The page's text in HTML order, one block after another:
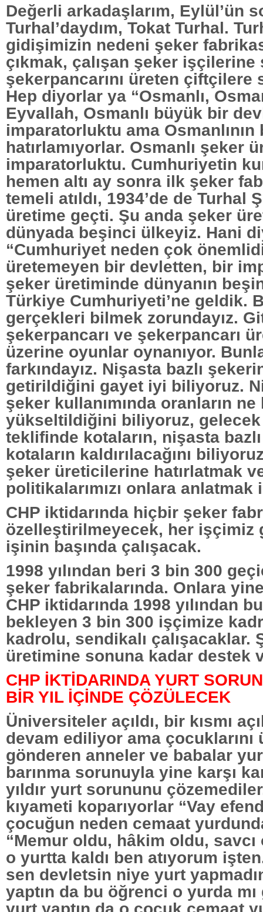
Değerli arkadaşlarım, Eylül’ün
Turhal’daydım, Tokat Turhal.
gidişimizin nedeni şeker
çıkmak, çalışan şeker işçilerine
şekerpancarını üreten çiftçilere
Hep diyorlar ya “Osmanlı,
Eyvallah, Osmanlı büyük bir
imparatorluktu ama Osmanlının
hatırlamıyorlar. Osmanlı şeker
imparatorluktu. Cumhuriyetin
hemen altı ay sonra ilk şeker
temeli atıldı, 1934’de de Turhal
üretime geçti. Şu anda şeker
dünyada beşinci ülkeyiz. Hani
“Cumhuriyet neden çok
üretemeyen bir devletten, bir
şeker üretiminde dünyanın
Türkiye Cumhuriyeti’ne geldik.
gerçekleri bilmek zorundayız.
şekerpancarı ve şekerpancarı
üzerine oyunlar oynanıyor.
farkındayız. Nişasta bazlı
getirildiğini gayet iyi biliyoruz.
şeker kullanımında oranların ne
yükseltildiğini biliyoruz,
teklifinde kotaların, nişasta
kotaların kaldırılacağını
şeker üreticilerine hatırlatmak
politikalarımızı onlara
CHP iktidarında hiçbir şeker
özelleştirilmeyecek, her işçimiz
işinin başında çalışacak.
1998 yılından beri 3 bin 300
şeker fabrikalarında. Onlara
CHP iktidarında 1998 yılından
bekleyen 3 bin 300 işçimize
kadrolu, sendikalı çalışacaklar.
üretimine sonuna kadar destek
CHP İKTİDARINDA YURT
BİR YIL İÇİNDE ÇÖZÜLECEK
Üniversiteler açıldı, bir kısmı
devam ediliyor ama
gönderen anneler ve babalar
barınma sorunuyla yine karşı
yıldır yurt sorununu
kıyameti koparıyorlar “Vay
çocuğun neden cemaat
“Memur oldu, hâkim oldu,
o yurtta kaldı ben atıyorum
sen devletsin niye yurt
yaptın da bu öğrenci o yurda
yurt yaptın da o çocuk cemaat